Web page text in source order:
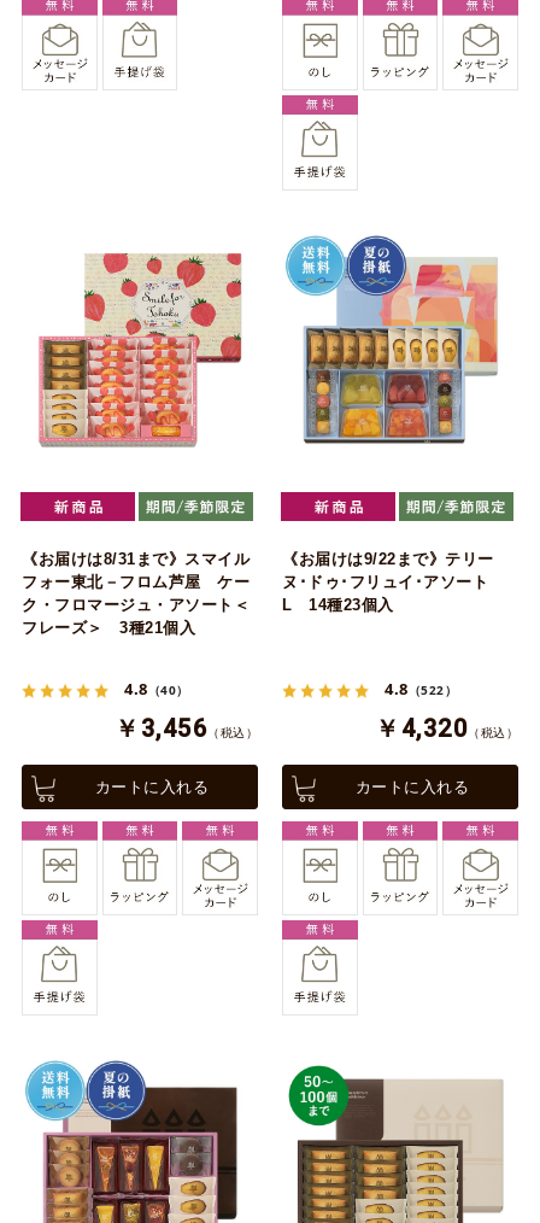
《お届けは8/31まで》スマイル
フォー東北－フロム芦屋 ケー
ク・フロマージュ・アソート＜
フレーズ＞ 3種21個入
4.8 （40）
￥3,456 （税込）
カートに入れる
《お届けは9/22まで》テリー
ヌ･ドゥ･フリュイ･アソート
L 14種23個入
4.8 （522）
￥4,320 （税込）
カートに入れる